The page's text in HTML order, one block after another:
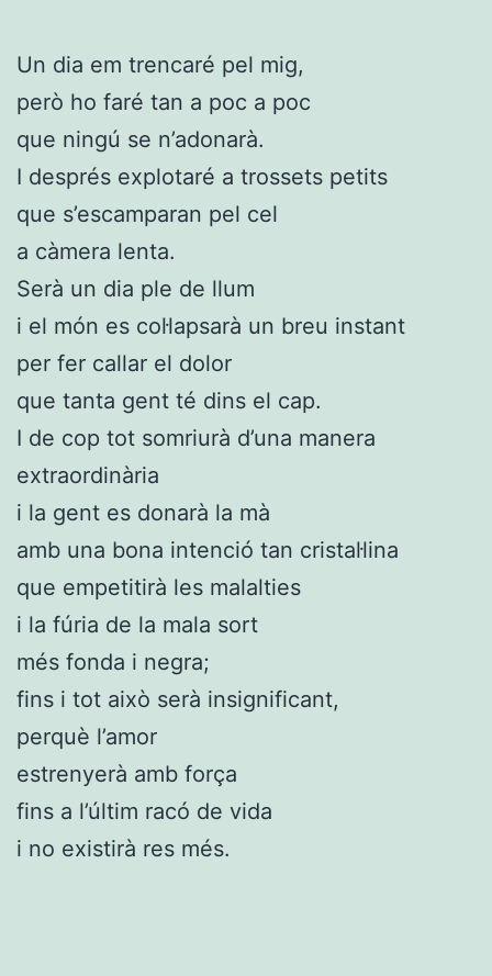
Un dia em trencaré pel mig,
però ho faré tan a poc a poc
que ningú se n’adonarà.
I després explotaré a trossets petits
que s’escamparan pel cel
a càmera lenta.
Serà un dia ple de llum
i el món es col·lapsarà un breu instant
per fer callar el dolor
que tanta gent té dins el cap.
I de cop tot somriurà d’una manera
extraordinària
i la gent es donarà la mà
amb una bona intenció tan cristal·lina
que empetitirà les malalties
i la fúria de la mala sort
més fonda i negra;
fins i tot això serà insignificant,
perquè l’amor
estrenyerà amb força
fins a l’últim racó de vida
i no existirà res més.